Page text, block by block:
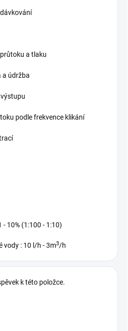
a tlaku
a údržba
podle frekvence klikání
10% (1:100 - 1:10)
vody : 10 l/h - 3m3/h
k této položce.